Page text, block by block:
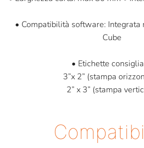
• Compatibilità software: Integrata
Cube
• Etichette
3”x 2” (stampa
2” x 3” (stampa